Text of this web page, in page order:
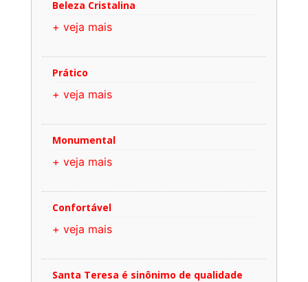
Beleza Cristalina
+ veja mais
Prático
+ veja mais
Monumental
+ veja mais
Confortável
+ veja mais
Santa Teresa é sinônimo de qualidade